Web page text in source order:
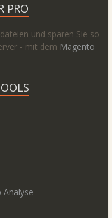
PRO
und sparen Sie so
- mit dem Magento